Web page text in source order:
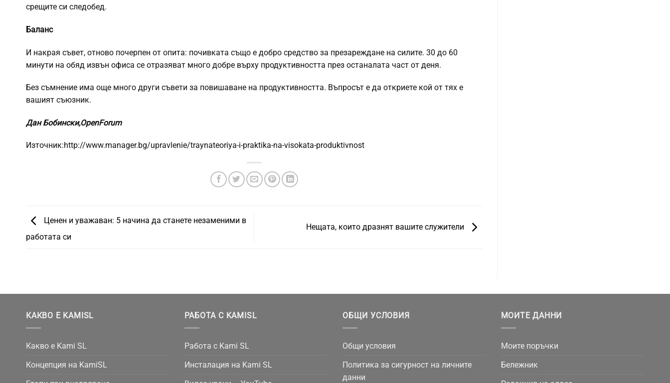
срещите си следобед.
Баланс
И накрая съвет, отново почерпен от опита: почивката също е добро средство за презареждане на силите. 30 до 60
минути на обяд извън офиса се отразяват много добре върху продуктивността през останалата част от деня.
Без съмнение има още много други съвети за повишаване на продуктивността. Въпросът е да откриете кой от тях е
вашият съюзник.
Дан Бобински,OpenForum
Източник:http://www.manager.bg/upravlenie/traynateoriya-i-praktika-na-visokata-produktivnost
Ценен и уважаван: 5 начина да станете незаменими в
работата си
Нещата, които дразнят вашите служители
КАКВО Е KAMISL
Какво е Kami SL
Концепция на KamiSL
РАБОТА С KAMISL
Работа с Kami SL
Инсталация на Kami SL
ОБЩИ УСЛОВИЯ
Общи условия
Политика за сигурност на личните
данни
МОИТЕ ДАННИ
Моите поръчки
Бележник